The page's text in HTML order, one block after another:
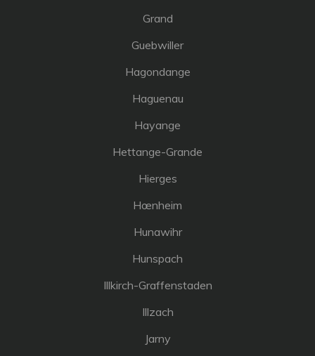
Grand
Guebwiller
Hagondange
Haguenau
Hayange
Hettange-Grande
Hierges
Hœnheim
Hunawihr
Hunspach
Illkirch-Graffenstaden
Illzach
Jarny